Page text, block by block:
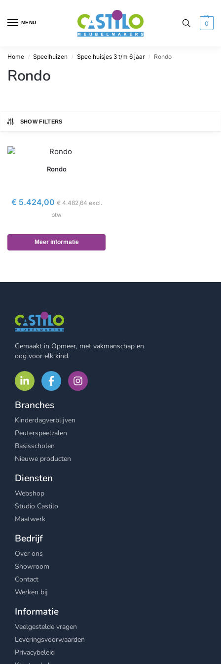
MENU 0
Home / Speelhuizen / Speelhuisjes 3 t/m 6 jaar / Rondo
Rondo
SHOW FILTERS
Rondo
€ 5.424,00 € 4.482,64 excl.
btw
Meer informatie
Gemaakt in Opmeer, met vakmanschap en
oog voor elk kind.
Branches
Kinderdagverblijven
Peuterspeelzalen
Basisscholen
Nieuwe producten
Diensten
Webshop
Studio Castilo
Maatwerk
Bedrijf
Over ons
Showroom
Contact
Werken bij
Informatie
Veelgestelde vragen
Leveringsvoorwaarden
Privacybeleid